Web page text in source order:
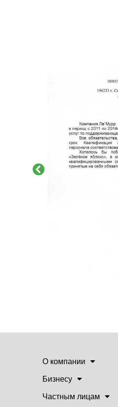
О компании
Бизнесу
Частным лицам